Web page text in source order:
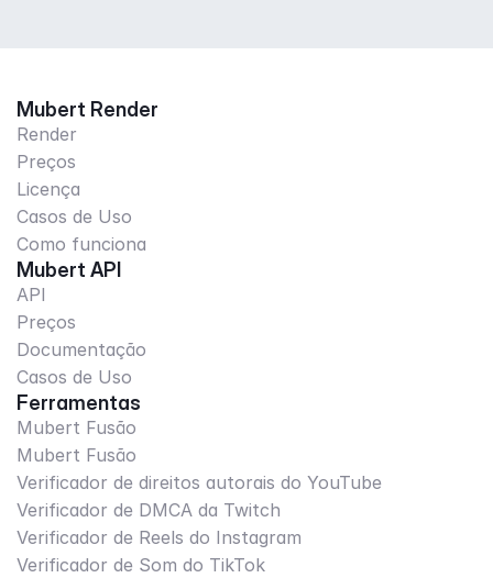
Mubert Render
Render
Preços
Licença
Casos de Uso
Como funciona
Mubert API
API
Preços
Documentação
Casos de Uso
Ferramentas
Mubert Fusão
Mubert Fusão
Verificador de direitos autorais do YouTube
Verificador de DMCA da Twitch
Verificador de Reels do Instagram
Verificador de Som do TikTok